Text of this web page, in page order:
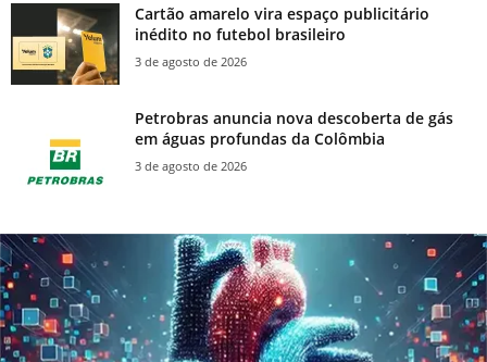
Cartão amarelo vira espaço publicitário
inédito no futebol brasileiro
3 de agosto de 2026
Petrobras anuncia nova descoberta de gás
em águas profundas da Colômbia
3 de agosto de 2026